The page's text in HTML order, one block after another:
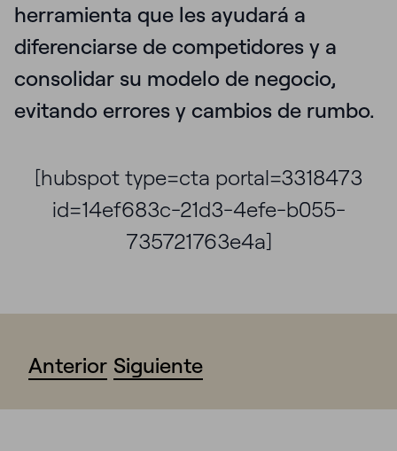
herramienta que les ayudará a
diferenciarse de competidores y a
consolidar su modelo de negocio,
evitando errores y cambios de rumbo.
[hubspot type=cta portal=3318473
id=14ef683c-21d3-4efe-b055-
735721763e4a]
Anterior Siguiente